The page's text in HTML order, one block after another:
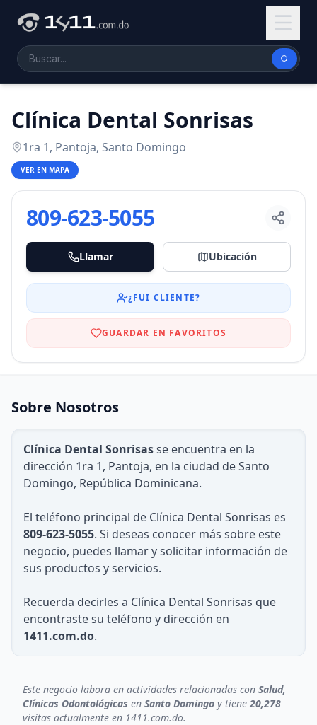
Clínica Dental Sonrisas
1ra 1, Pantoja, Santo Domingo
VER EN MAPA
809-623-5055
Llamar Ubicación
¿FUI CLIENTE?
GUARDAR EN FAVORITOS
Sobre Nosotros
Clínica Dental Sonrisasse encuentra en la
dirección 1ra 1, Pantoja, en la ciudad de Santo
Domingo, República Dominicana.
El teléfono principal de Clínica Dental Sonrisas es
809-623-5055. Si deseas conocer más sobre este
negocio, puedes llamar y solicitar información de
sus productos y servicios.
Recuerda decirles a Clínica Dental Sonrisas que
encontraste su teléfono y dirección en
1411.com.do.
Este negocio labora en actividades relacionadas con Salud,
Clínicas Odontológicas en Santo Domingo y tiene20,278
visitas actualmente en 1411.com.do.